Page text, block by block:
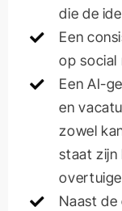
die de
Een
op social
Een AI-
en
zowel
staat zijn
Naast